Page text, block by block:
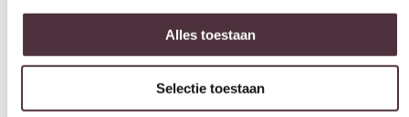
Nee (handgrepen en/of poten nog monteren)
Geadviseerd onderhoudsmiddel
All in house Just enjoy 5 jaar vlek en constructie garantie